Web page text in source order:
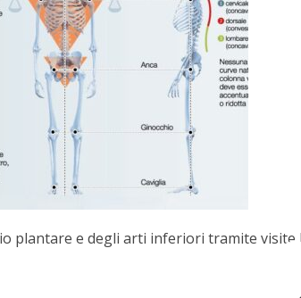
plantare e degli arti inferiori tramite visite